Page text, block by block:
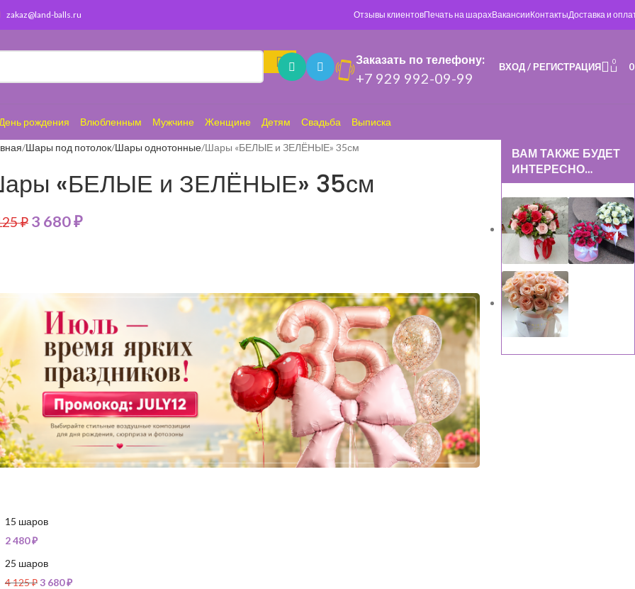
zakaz@land-balls.ru Отзывы клиентовПечать на шарахВакансииКонтактыДоставка и
Заказать по телефону:
+7 929 992-09-99
ВХОД / РЕГИСТРАЦИЯ 0
День рождения Влюбленным Мужчине Женщине Детям Свадьба Выписка
Шары под потолок Шары однотонные Шары «БЕЛЫЕ и ЗЕЛЁНЫЕ» 35см
«БЕЛЫЕ и ЗЕЛЁНЫЕ» 35см
₽ 3 680₽
15 шаров
2 480₽
25 шаров
4 125₽3 680₽
ВАМ ТАКЖЕ БУДЕТ
ИНТЕРЕСНО…